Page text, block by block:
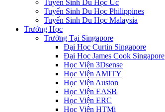
Tuyển Sinh Du Học Úc
Tuyển Sinh Du Học Philippines
Tuyển Sinh Du Học Malaysia
Trường Học
Trường Tại Singapore
Đại Học Curtin Singapore
Đại Học James Cook Singapore
Học Viện 3Dsense
Học Viện AMITY
Học Viện Auston
Học Viện EASB
Học Viện ERC
Học Viện HTMi